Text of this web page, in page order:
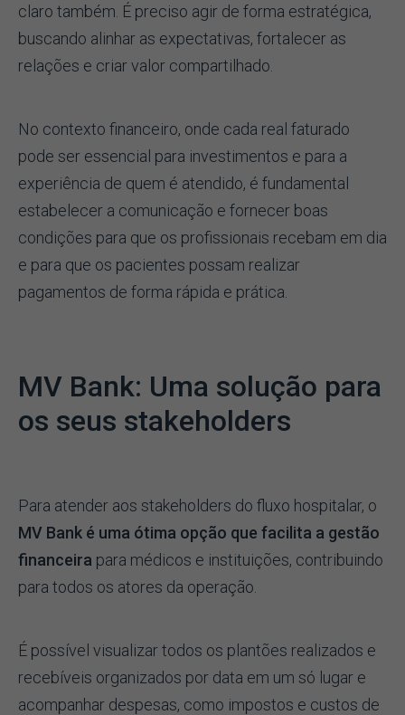
claro também. É preciso agir de forma estratégica,
buscando alinhar as expectativas, fortalecer as
relações e criar valor compartilhado.
No contexto financeiro, onde cada real faturado
pode ser essencial para investimentos e para a
experiência de quem é atendido, é fundamental
estabelecer a comunicação e fornecer boas
condições para que os profissionais recebam em dia
e para que os pacientes possam realizar
pagamentos de forma rápida e prática.
MV Bank: Uma solução para
os seus stakeholders
Para atender aos stakeholders do fluxo hospitalar, o
MV Bank é uma ótima opção que facilita a gestão
financeira para médicos e instituições, contribuindo
para todos os atores da operação.
É possível visualizar todos os plantões realizados e
recebíveis organizados por data em um só lugar e
acompanhar despesas, como impostos e custos de